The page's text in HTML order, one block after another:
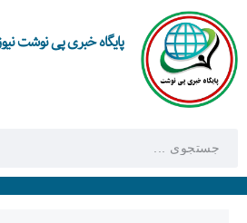
پایگاه خبری پی نوشت